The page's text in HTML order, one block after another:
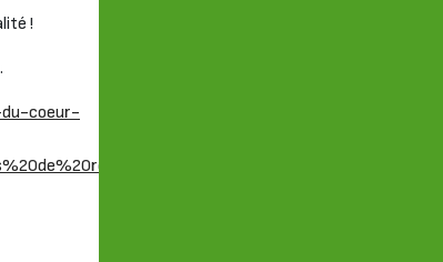
!
.
coeur-